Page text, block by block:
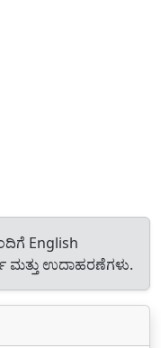
English
ಮತ್ತು ಉದಾಹರಣೆಗಳು.